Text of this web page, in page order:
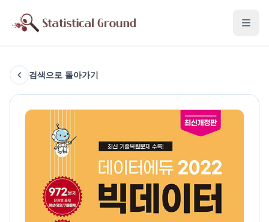
검색으로 돌아가기